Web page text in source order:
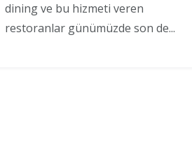
dining ve bu hizmeti veren
restoranlar günümüzde son de...